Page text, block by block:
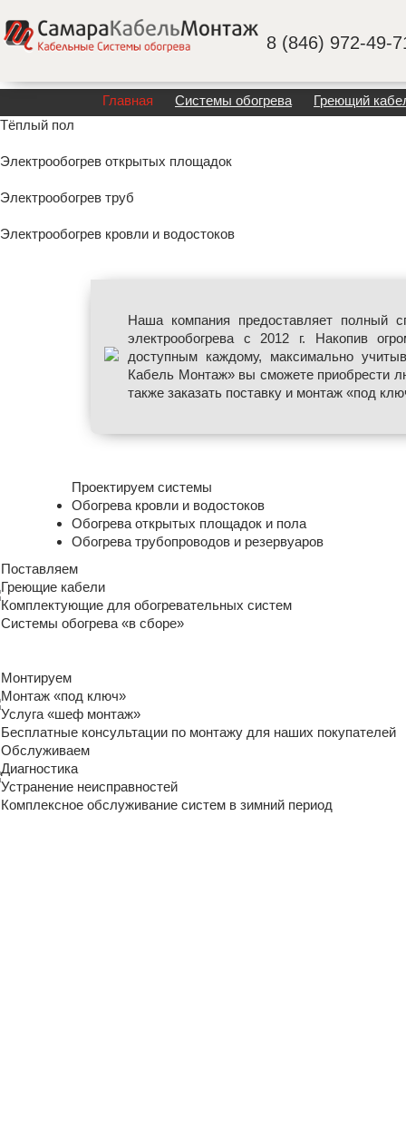
8 (846) 972-49-
Главная Системы обогрева
Греющий
Тёплый пол
Электрообогрев открытых площадок
Электрообогрев труб
Электрообогрев кровли и водостоков
Наша компания предоставляет полный
электрообогрева с 2012 г. Накопив
доступным каждому, максимально
Кабель Монтаж» вы сможете приобрести
также заказать поставку и монтаж «под
Проектируем системы
Обогрева кровли и водостоков
Обогрева открытых площадок и пола
Обогрева трубопроводов и резервуаров
Поставляем
Греющие кабели
Комплектующие для обогревательных систем
Системы обогрева «в сборе»
Монтируем
Монтаж «под ключ»
Услуга «шеф монтаж»
Бесплатные консультации по монтажу для наших покупателей
Обслуживаем
Диагностика
Устранение неисправностей
Комплексное обслуживание систем в зимний период